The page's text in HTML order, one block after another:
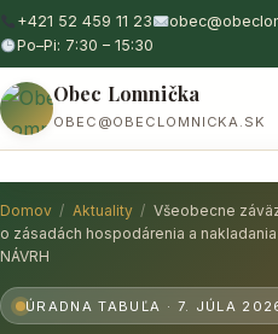
+421 52 459 11 23
Po–Pi: 7:30 – 15:30
Obec Lomnička
OBEC@OBECLOMNICKA.SK
Domov / Aktuality / Všeobecne
o zásadách hospodárenia a
NÁVRH
ÚRADNA TABUĽA · 7. JÚLA